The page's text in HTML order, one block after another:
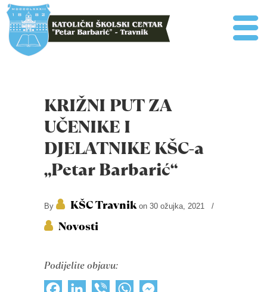
KRIŽNI PUT ZA
UČENIKE I
DJELATNIKE KŠC-a
„Petar Barbarić“
By KŠC Travnikon 30 ožujka, 2021 /
Novosti
Podijelite objavu:
FacebookLinkedInViber WhatsApp